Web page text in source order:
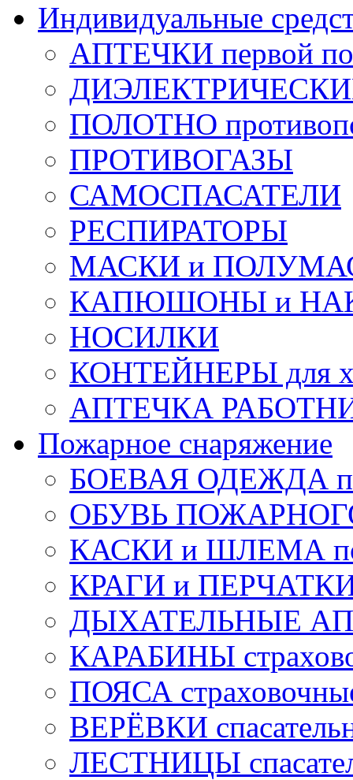
Индивидуальные
АПТЕЧКИ первой
ДИЭЛЕКТРИЧЕСКИЕ
ПОЛОТНО
ПРОТИВОГАЗЫ
САМОСПАСАТЕЛИ
РЕСПИРАТОРЫ
МАСКИ и
КАПЮШОНЫ и
НОСИЛКИ
КОНТЕЙНЕРЫ для
АПТЕЧКА
Пожарное снаряжение
БОЕВАЯ ОДЕЖДА
ОБУВЬ
КАСКИ и ШЛЕМА
КРАГИ и ПЕРЧАТКИ
ДЫХАТЕЛЬНЫЕ
КАРАБИНЫ
ПОЯСА
ВЕРЁВКИ
ЛЕСТНИЦЫ